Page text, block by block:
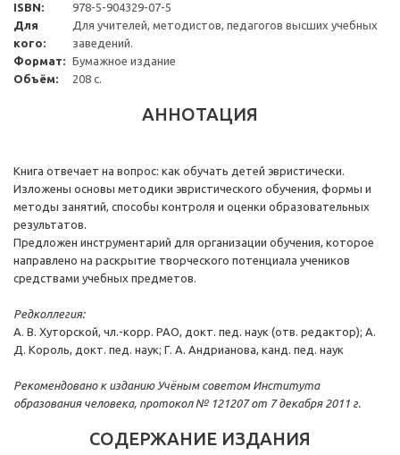
ISBN:
978-5-904329-07-5
Для
кого:
Для учителей, методистов, педагогов высших учебных
заведений.
Формат: Бумажное издание
Объём:
208 с.
АННОТАЦИЯ
Книга отвечает на вопрос: как обучать детей эвристически.
Изложены основы методики эвристического обучения, формы и
методы занятий, способы контроля и оценки образовательных
результатов.
Предложен инструментарий для организации обучения, которое
направлено на раскрытие творческого потенциала учеников
средствами учебных предметов.
Редколлегия:
А. В. Хуторской, чл.-корр. РАО, докт. пед. наук (отв. редактор); А.
Д. Король, докт. пед. наук; Г. А. Андрианова, канд. пед. наук
Рекомендовано к изданию Учёным советом Института
образования человека, протокол № 121207 от 7 декабря 2011 г.
СОДЕРЖАНИЕ ИЗДАНИЯ